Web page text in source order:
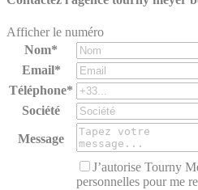
Afficher le numéro
Nom*
Email*
Téléphone*
Société
Message
J’autorise Tourny
personnelles pour me